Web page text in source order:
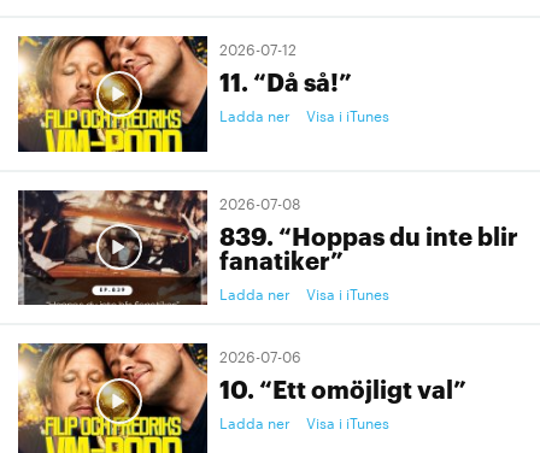
2026-07-12
11. “Då så!”
Ladda ner Visa i iTunes
2026-07-08
839. “Hoppas du inte blir
fanatiker”
Ladda ner Visa i iTunes
2026-07-06
10. “Ett omöjligt val”
Ladda ner Visa i iTunes